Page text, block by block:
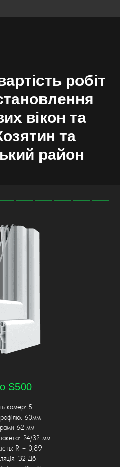
робіт
вікон та
та
район
S500
камер: 5
60мм
62 мм
24/32 мм.
R = 0,89
32 Дб